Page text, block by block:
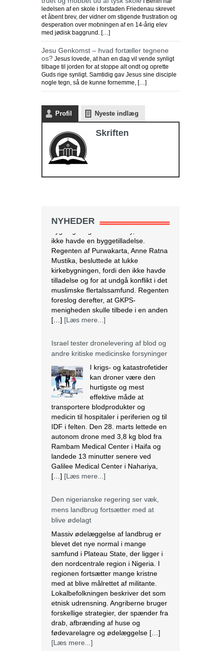
ledelsen af en skole i forstaden Friedenau skrevet
et åbent brev, der vidner om stigende frustration og
desperation over mobningen af en 14-årig elev
med jødisk baggrund. […]
Jesu Genkomst – hvad fortæller tegnene
os? Jesus lovede, at han en dag vil vende synligt
tilbage til jorden for at stoppe alt ondt og oprette
Guds rige synligt. Samtidig gav Jesus sine disciple
nogle tegn, så de kunne fornemme, […]
Profil Nyeste indlæg
Skriften
NYHEDER
Endnu en kirkelukning i Indonesien
regeringsmyndigheden i
Vestjava lukkede
Purwakarta Simalungun
Protestant Christian Church (GKPS)
bygning i Cigelam landsby, fordi den
ikke havde en byggetilladelse.
Mustika, besluttede at lukke
foreslog derefter, at GKPS-
menigheden skulle tilbede i en anden
[…] [Læs mere...]
Israel tester dronelevering af blod og
andre kritiske medicinske forsyninger
I krigs- og katastrofetider
kan droner være den
hurtigste og mest
effektive måde at
transportere blodprodukter og
IDF i felten. Den 28. marts lettede en
autonom drone med 3,8 kg blod fra
Rambam Medical Center i Haifa og
landede 13 minutter senere ved
Galilee Medical Center i Nahariya,
[…][Læs mere...]
Den nigerianske regering ser væk,
mens landbrug fortsætter med at
blive ødelagt
Massiv ødelæggelse af landbrug er
blevet det nye normal i mange
samfund i Plateau State, der ligger i
den nordcentrale region i Nigeria. I
med at blive målrettet af militante.
Lokalbefolkningen beskriver det som
etnisk udrensning. Angriberne bruger
forskellige strategier, der spænder fra
drab, afbrænding af huse og
fødevarelagre og ødelæggelse […]
[Læs mere...]
Tre kristne mere anholdt i Indien
Sidste torsdag blev tre kristne
fængslet, efter at de var blevet
angrebet af en pøbel af radikale
hinduistiske nationalister i Uttar
Pradesh, Indien. Over et dusin kristne
blev såret, herunder to præster. Efter